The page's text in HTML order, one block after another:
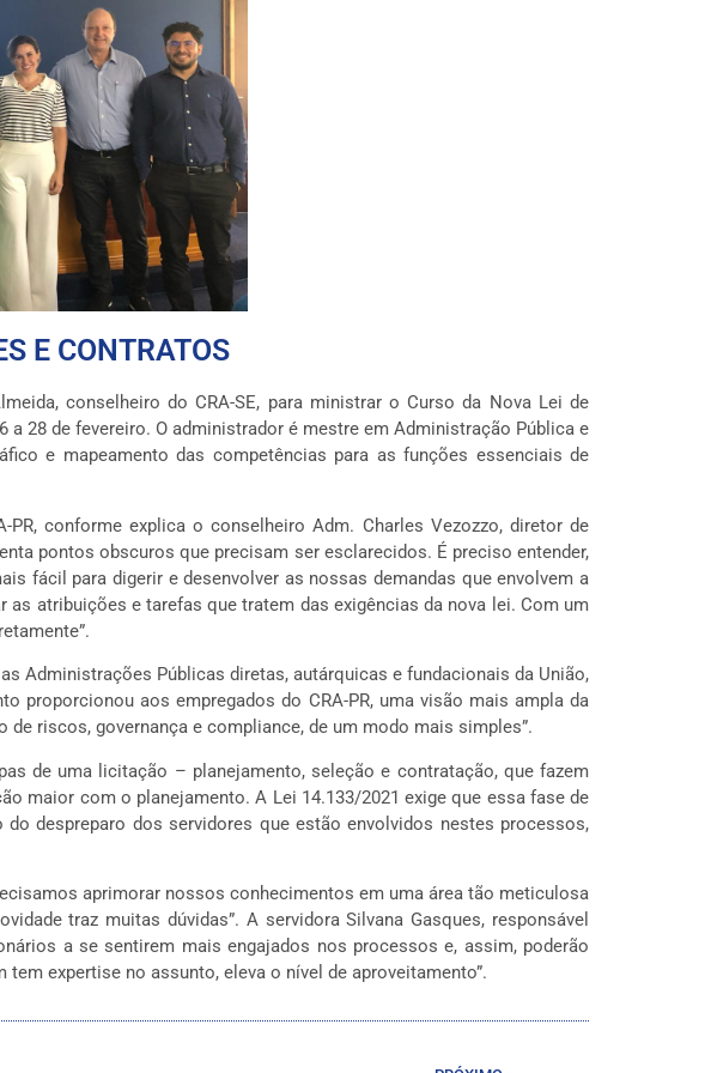
E CONTRATOS
conselheiro do CRA-SE, para ministrar o Curso da Nova Lei de
28 de fevereiro. O administrador é mestre em Administração Pública e
e mapeamento das competências para as funções essenciais de
conforme explica o conselheiro Adm. Charles Vezozzo, diretor de
pontos obscuros que precisam ser esclarecidos. É preciso entender,
fácil para digerir e desenvolver as nossas demandas que envolvem a
as atribuições e tarefas que tratem das exigências da nova lei. Com um
Administrações Públicas diretas, autárquicas e fundacionais da União,
proporcionou aos empregados do CRA-PR, uma visão mais ampla da
riscos, governança e compliance, de um modo mais simples”.
de uma licitação – planejamento, seleção e contratação, que fazem
maior com o planejamento. A Lei 14.133/2021 exige que essa fasede
despreparo dos servidores que estão envolvidos nestes processos,
aprimorar nossos conhecimentos em uma área tão meticulosa
traz muitas dúvidas”. A servidora Silvana Gasques, responsável
a se sentirem mais engajados nos processos e, assim, poderão
expertise no assunto, eleva o nível de aproveitamento”.